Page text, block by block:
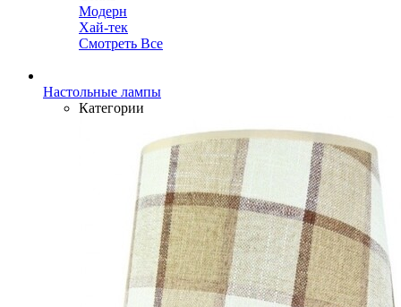
Модерн
Хай-тек
Смотреть Все
Настольные лампы
Категории